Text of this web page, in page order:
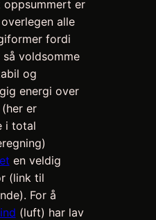
er
alle
fordi
voldsomme
og
energi over
er
i total
en veldig
(link til
For å
(luft) har lav